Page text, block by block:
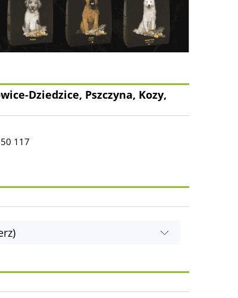
Dziedzice, Pszczyna, Kozy,
117